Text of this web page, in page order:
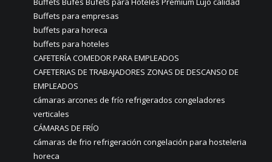
Buffets para empresas
buffets para horeca
buffets para hoteles
CAFETERÍA COMEDOR PARA EMPLEADOS
CAFETERIAS DE TRABAJADORES ZONAS DE DESCANSO DE
EMPLEADOS
cámaras arcones de frío refrigerados congeladores
verticales
CÁMARAS DE FRÍO
cámaras de frio refrigeración congelación para hosteleria
horeca